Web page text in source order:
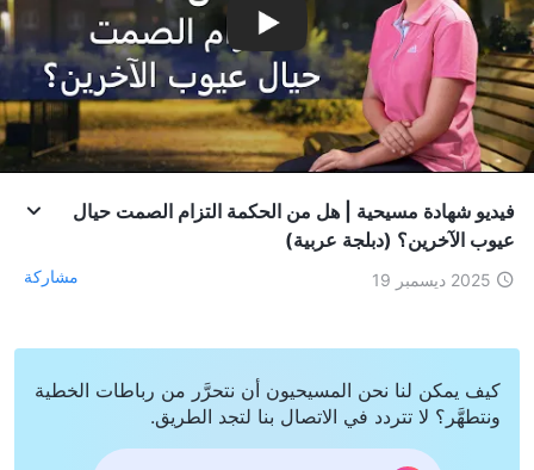
فيديو شهادة مسيحية | هل من الحكمة التزام الصمت حيال
عيوب الآخرين؟ (دبلجة عربية)
2025 ديسمبر 19 مشاركة
كيف يمكن لنا نحن المسيحيون أن نتحرَّر من رباطات الخطية
ونتطهَّر؟ لا تتردد في الاتصال بنا لتجد الطريق.